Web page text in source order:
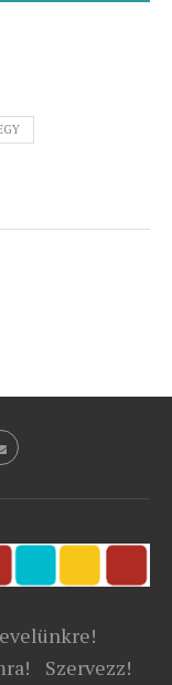
Szervezz!